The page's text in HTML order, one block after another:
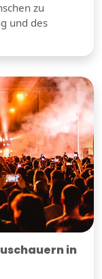
zu
und des
in